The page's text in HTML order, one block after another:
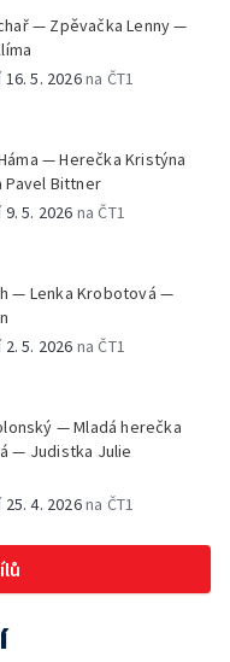
— Zpěvačka Lenny —
16. 5. 2026na ČT1
— Herečka Kristýna
Pavel Bittner
9. 5. 2026 na ČT1
— Lenka Krobotová —
2. 5. 2026 na ČT1
— Mladá herečka
— Judistka Julie
25. 4. 2026na ČT1